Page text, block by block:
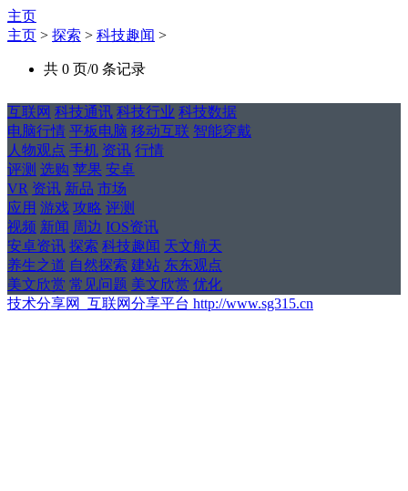
主页
主页 > 探索 > 科技趣闻 >
共 0 页/0 条记录
互联网 科技通讯 科技行业 科技数据
电脑行情 平板电脑 移动互联 智能穿戴
人物观点 手机 资讯 行情
评测 选购 苹果 安卓
VR 资讯 新品 市场
应用 游戏 攻略 评测
视频 新闻 周边 IOS资讯
安卓资讯 探索 科技趣闻 天文航天
养生之道 自然探索 建站 东东观点
美文欣赏 常见问题 美文欣赏 优化
技术分享网_互联网分享平台 http://www.sg315.cn